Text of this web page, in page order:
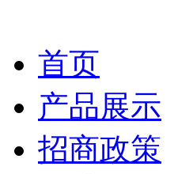
首页
产品展示
招商政策